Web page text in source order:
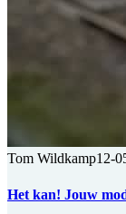
Tom Wildkamp12-
Het kan! Jouw